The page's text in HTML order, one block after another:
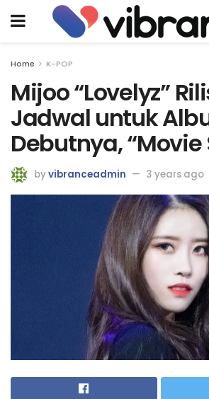
Home K-POP
Mijoo “Lovelyz”
Jadwal untuk
Debutnya, “Movie
byvibranceadmin 3 years ago